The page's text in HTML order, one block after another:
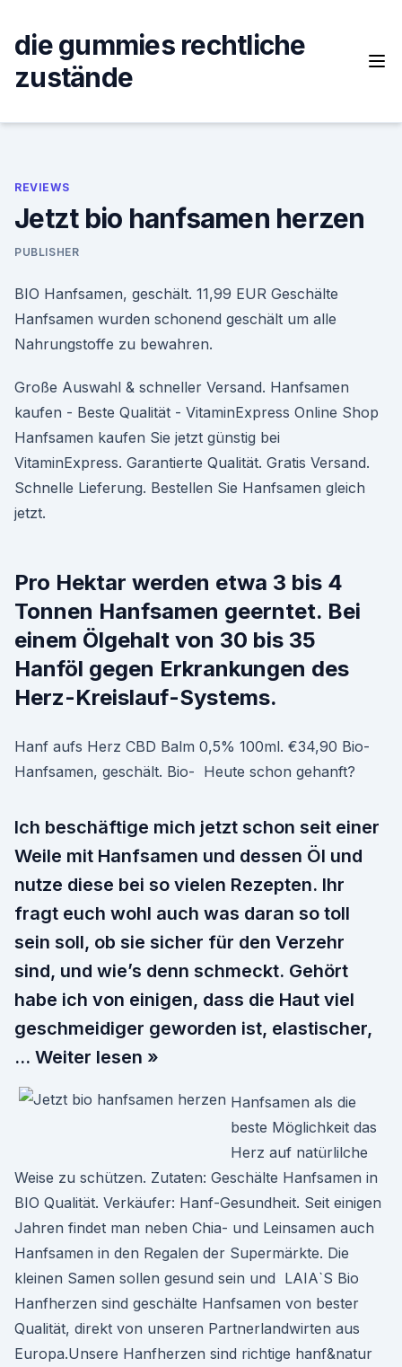
content
die gummies rechtliche
zustände
REVIEWS
Jetzt bio hanfsamen herzen
PUBLISHER
BIO Hanfsamen, geschält. 11,99 EUR Geschälte
Hanfsamen wurden schonend geschält um alle
Nahrungstoffe zu bewahren.
Große Auswahl & schneller Versand. Hanfsamen
kaufen - Beste Qualität - VitaminExpress Online Shop
Hanfsamen kaufen Sie jetzt günstig bei
VitaminExpress. Garantierte Qualität. Gratis Versand.
Schnelle Lieferung. Bestellen Sie Hanfsamen gleich
jetzt.
Pro Hektar werden etwa 3 bis 4
Tonnen Hanfsamen geerntet. Bei
einem Ölgehalt von 30 bis 35
Hanföl gegen Erkrankungen des
Herz-Kreislauf-Systems.
Hanf aufs Herz CBD Balm 0,5% 100ml. €34,90 Bio-
Hanfsamen, geschält. Bio- Heute schon gehanft?
Ich beschäftige mich jetzt schon seit einer
Weile mit Hanfsamen und dessen Öl und
nutze diese bei so vielen Rezepten. Ihr
fragt euch wohl auch was daran so toll
sein soll, ob sie sicher für den Verzehr
sind, und wie’s denn schmeckt. Gehört
habe ich von einigen, dass die Haut viel
geschmeidiger geworden ist, elastischer,
… Weiter lesen »
Hanfsamen als die
beste Möglichkeit das
Herz auf natürlilche
Weise zu schützen. Zutaten: Geschälte Hanfsamen in
BIO Qualität. Verkäufer: Hanf-Gesundheit. Seit einigen
Jahren findet man neben Chia- und Leinsamen auch
Hanfsamen in den Regalen der Supermärkte. Die
kleinen Samen sollen gesund sein und LAIA`S Bio
Hanfherzen sind geschälte Hanfsamen von bester
Qualität, direkt von unseren Partnerlandwirten aus
Europa.Unsere Hanfherzen sind richtige hanf&natur